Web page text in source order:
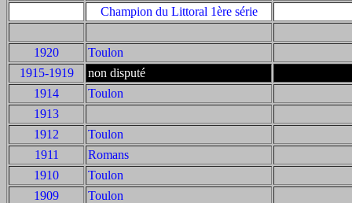
Champion du Littoral 1ère série
1920
Toulon
1915-1919
non disputé
1914
Toulon
1913
1912
Toulon
1911
Romans
1910
Toulon
1909
Toulon